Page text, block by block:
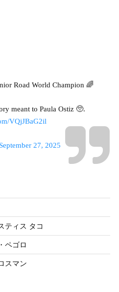
Road World Champion 🌈
meant to Paula Ostiz 🥺.
VQjJBaG2il
September 27, 2025
ティス タコ
ペゴロ
スマン